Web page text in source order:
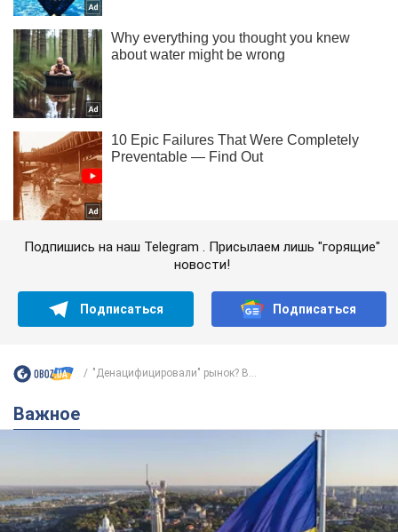
Подпишись на наш Telegram . Присылаем лишь "горящие"
новости!
Подписаться Подписаться
"Денацифицировали" рынок? В...
Важное